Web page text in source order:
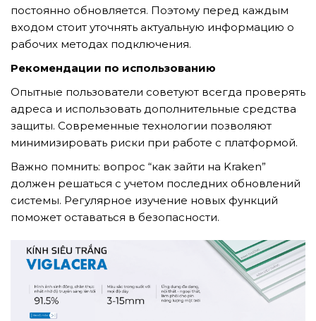
постоянно обновляется. Поэтому перед каждым
входом стоит уточнять актуальную информацию о
рабочих методах подключения.
Рекомендации по использованию
Опытные пользователи советуют всегда проверять
адреса и использовать дополнительные средства
защиты. Современные технологии позволяют
минимизировать риски при работе с платформой.
Важно помнить: вопрос “как зайти на Kraken”
должен решаться с учетом последних обновлений
системы. Регулярное изучение новых функций
поможет оставаться в безопасности.